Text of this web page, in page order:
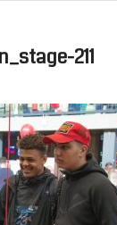
211